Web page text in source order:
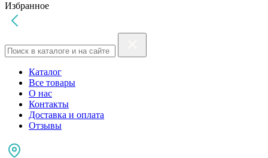
Избранное
Каталог
Все товары
О нас
Контакты
Доставка и оплата
Отзывы